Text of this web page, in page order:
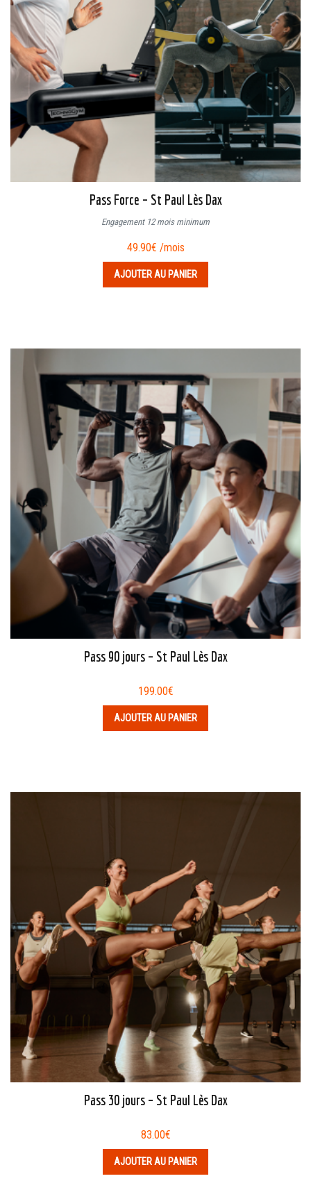
Pass Force – St Paul Lès Dax
Engagement 12 mois minimum
49.90€ /mois
AJOUTER AU PANIER
Pass 90 jours – St Paul Lès Dax
199.00€
AJOUTER AU PANIER
Pass 30 jours – St Paul Lès Dax
83.00€
AJOUTER AU PANIER